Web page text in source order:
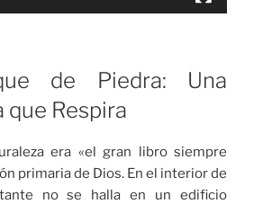
de Piedra: Una
Respira
era «el gran libro siempre
primaria de Dios. En el interior de
no se halla en un edificio